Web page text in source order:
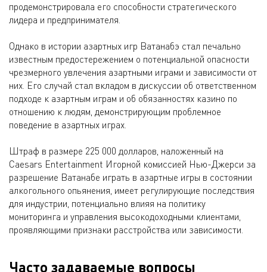
продемонстрировала его способности стратегического
лидера и предпринимателя.
Однако в истории азартных игр Ватанабэ стал печально
известным предостережением о потенциальной опасности
чрезмерного увлечения азартными играми и зависимости от
них. Его случай стал вкладом в дискуссии об ответственном
подходе к азартным играм и об обязанностях казино по
отношению к людям, демонстрирующим проблемное
поведение в азартных играх.
Штраф в размере 225 000 долларов, наложенный на
Caesars Entertainment Игорной комиссией Нью-Джерси за
разрешение Ватанабе играть в азартные игры в состоянии
алкогольного опьянения, имеет регулирующие последствия
для индустрии, потенциально влияя на политику
мониторинга и управления высокодоходными клиентами,
проявляющими признаки расстройства или зависимости.
Часто задаваемые вопросы